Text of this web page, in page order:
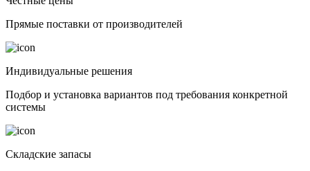
Прямые поставки от производителей
Индивидуальные решения
Подбор и установка вариантов под требования конкретной
системы
Складские запасы